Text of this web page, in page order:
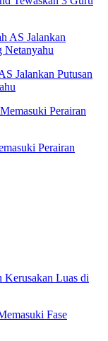
Jalankan Putusan
Perairan
Kerusakan Luas di